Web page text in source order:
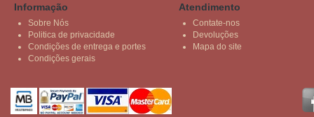
Informação
Sobre Nós
Politica de privacidade
Condições de entrega e portes
Condições gerais
Atendimento
Contate-nos
Devoluções
Mapa do site